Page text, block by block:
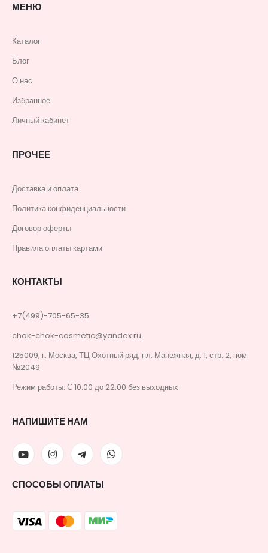
МЕНЮ
Каталог
Блог
О нас
Избранное
Личный кабинет
ПРОЧЕЕ
Доставка и оплата
Политика конфиденциальности
Договор оферты
Правила оплаты картами
КОНТАКТЫ
+7(499)-705-65-35
chok-chok-cosmetic@yandex.ru
125009, г. Москва, ТЦ Охотный ряд, пл. Манежная, д. 1, стр. 2, пом.
№2049
Режим работы: С 10:00 до 22:00 без выходных
НАПИШИТЕ НАМ
СПОСОБЫ ОПЛАТЫ